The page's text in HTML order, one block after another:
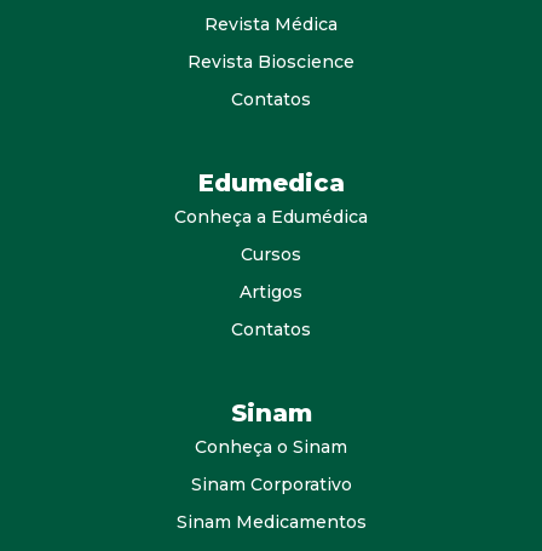
Revista Médica
Revista Bioscience
Contatos
Edumedica
Conheça a Edumédica
Cursos
Artigos
Contatos
Sinam
Conheça o Sinam
Sinam Corporativo
Sinam Medicamentos